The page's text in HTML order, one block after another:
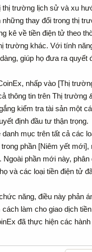
trường lịch sử và xu
thay đổi trong thị
kê về tiền điện tử theo
trường khác. Với tính
giúp họ đưa ra quyết
nhấp vào [Thị
thông tin trên Thị trường
kiểm tra tài sản một
định đầu tư thận trọng.
mục trên tất cả các
phần [Niêm yết
phần mới này,
và các loại tiền điện tử
năng, điều này phản
làm cho giao dịch
đã thực hiện các